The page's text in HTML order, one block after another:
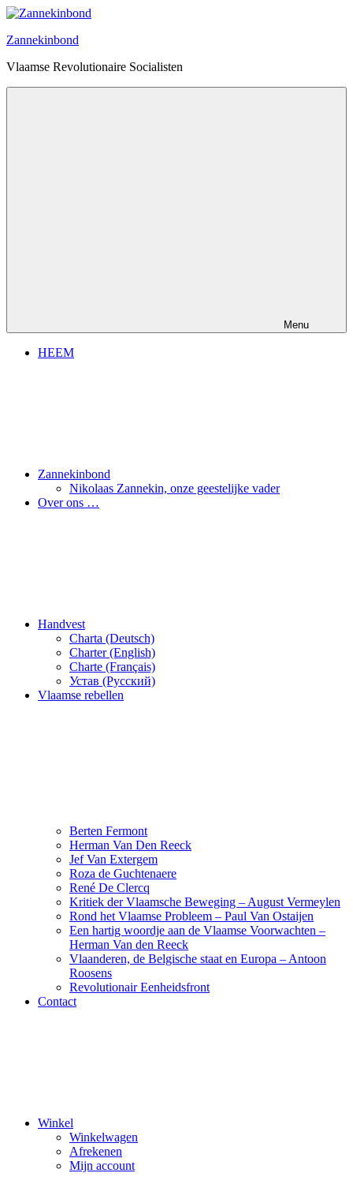
Ga
de
Zannekinbond
Vlaamse Revolutionaire Socialisten
Menu
HEEM
Zannekinbond
Nikolaas Zannekin, onze geestelijke vader
Over ons …
Handvest
Charta (Deutsch)
Charter (English)
Charte (Français)
Устав (Pусский)
Vlaamse rebellen
Berten Fermont
Herman Van Den Reeck
Jef Van Extergem
Roza de Guchtenaere
René De Clercq
Kritiek der Vlaamsche Beweging – August Vermeylen
Rond het Vlaamse Probleem – Paul Van Ostaijen
Een hartig woordje aan de Vlaamse Voorwachten –
Herman Van den Reeck
Vlaanderen, de Belgische staat en Europa – Antoon
Roosens
Revolutionair Eenheidsfront
Contact
Winkel
Winkelwagen
Afrekenen
Mijn account